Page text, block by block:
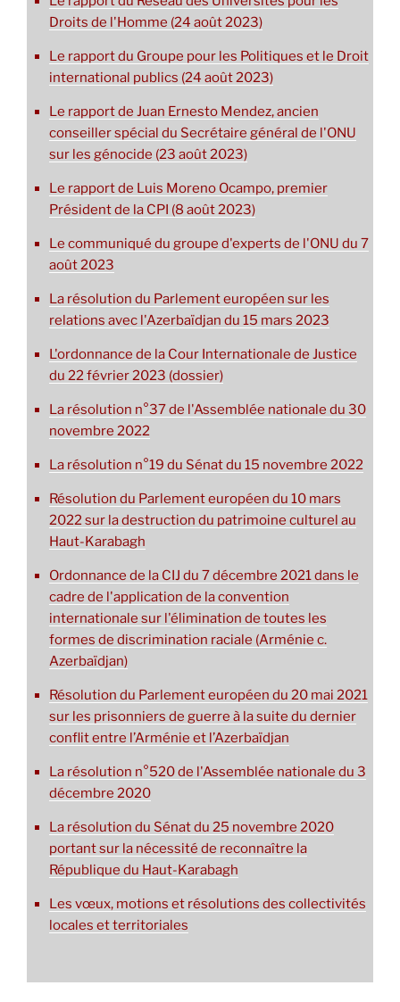
Droits de l'Homme (24 août 2023)
Le rapport du Groupe pour les Politiques et le Droit
international publics (24 août 2023)
Le rapport de Juan Ernesto Mendez, ancien
conseiller spécial du Secrétaire général de l'ONU
sur les génocide (23 août 2023)
Le rapport de Luis Moreno Ocampo, premier
Président de la CPI (8 août 2023)
Le communiqué du groupe d'experts de l'ONU du 7
août 2023
La résolution du Parlement européen sur les
relations avec l'Azerbaïdjan du 15 mars 2023
L'ordonnance de la Cour Internationale de Justice
du 22 février 2023 (dossier)
La résolution n°37 de l'Assemblée nationale du 30
novembre 2022
La résolution n°19 du Sénat du 15 novembre 2022
Résolution du Parlement européen du 10 mars
2022 sur la destruction du patrimoine culturel au
Haut-Karabagh
Ordonnance de la CIJ du 7 décembre 2021 dans le
cadre de l'application de la convention
internationale sur l'élimination de toutes les
formes de discrimination raciale (Arménie c.
Azerbaïdjan)
Résolution du Parlement européen du 20 mai 2021
sur les prisonniers de guerre à la suite du dernier
conflit entre l’Arménie et l’Azerbaïdjan
La résolution n°520 de l'Assemblée nationale du 3
décembre 2020
La résolution du Sénat du 25 novembre 2020
portant sur la nécessité de reconnaître la
République du Haut-Karabagh
Les vœux, motions et résolutions des collectivités
locales et territoriales